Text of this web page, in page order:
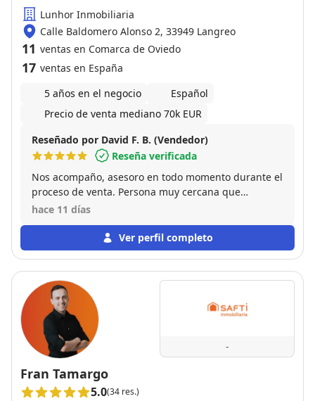
Lunhor Inmobiliaria
Calle Baldomero Alonso 2, 33949 Langreo
11 ventas en Comarca de Oviedo
17 ventas en España
5 años en el negocio
Español
Precio de venta mediano 70k EUR
Reseñado por David F. B. (Vendedor)
Reseña verificada
Nos acompaño, asesoro en todo momento durante el
proceso de venta. Persona muy cercana que
entiende y se adapta a las necesidades de cada
mes. Para mi, un 10 tanto como profesional como
persona.
hace 11 días
Ver perfil completo
-
Fran Tamargo
5.0(34 res.)